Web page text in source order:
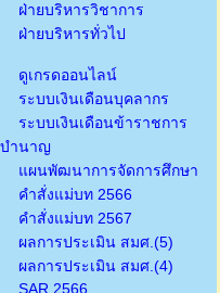
ฝ่ายบริหารวิชาการ
ฝ่ายบริหารทั่วไป
ดูเกรดออนไลน์
ระบบเงินเดือนบุคลากร
ระบบเงินเดือนข้าราชการ
บำนาญ
แผนพัฒนาการจัดการศึกษา
คำสั่งแม่บท 2566
คำสั่งแม่บท 2567
ผลการประเมิน สมศ.(5)
ผลการประเมิน สมศ.(4)
SAR 2566